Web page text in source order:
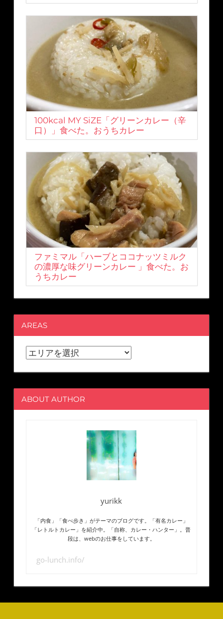
100kcal MY SiZE「グリーンカレー（辛
口）」食べた。おうちカレー
ファミマル「ハーブとココナッツミルク
の濃厚な味グリーンカレー 」食べた。お
うちカレー
AREAS
ABOUT AUTHOR
yurikk
「内食」「食べ歩き」がテーマのブログです。「有名カレー」
「レトルトカレー」を紹介中。「自称、カレー・ハンター」。普
段は、webのお仕事をしています。
go-lunch.info/